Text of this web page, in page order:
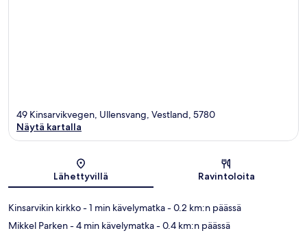
49 Kinsarvikvegen, Ullensvang, Vestland, 5780
Näytä kartalla
Lähettyvillä Ravintoloita
Kinsarvikin kirkko- 1 min kävelymatka- 0.2 km:n päässä
Mikkel Parken- 4 min kävelymatka- 0.4 km:n päässä